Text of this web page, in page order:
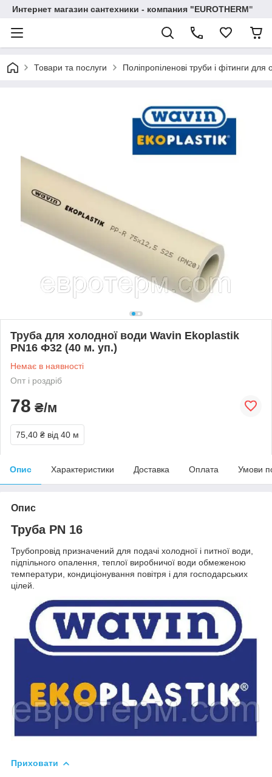
Интернет магазин сантехники - компания "EUROTHERM"
Товари та послуги Поліпропіленові труби і фітинги
Труба для холодної води Wavin Ekoplastik
PN16 Ф32 (40 м. уп.)
Немає в наявності
Опт і роздріб
78 ₴/м
75,40 ₴ від 40 м
Опис Характеристики Доставка Оплата Умови
Опис
Труба PN 16
Трубопровід призначений для подачі холодної і питної води,
підпільного опалення, теплої виробничої води обмеженою
температури, кондиціонування повітря і для господарських
цілей.
Приховати